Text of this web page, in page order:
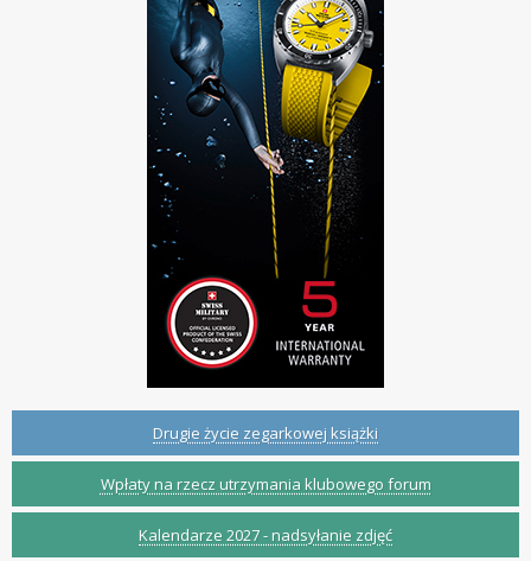
Drugie życie zegarkowej książki
Wpłaty na rzecz utrzymania klubowego forum
Kalendarze 2027 - nadsyłanie zdjęć